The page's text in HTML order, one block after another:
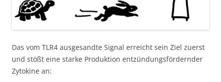
Das vom TLR4 ausgesandte Signal erreicht sein Ziel zuerst
und stößt eine starke Produktion entzündungsfördernder
Zytokine an: